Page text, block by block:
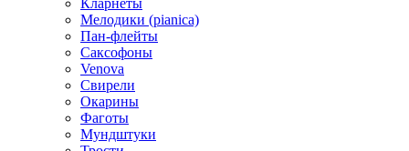
Кларнеты
Мелодики (pianica)
Пан-флейты
Саксофоны
Venova
Свирели
Окарины
Фаготы
Мундштуки